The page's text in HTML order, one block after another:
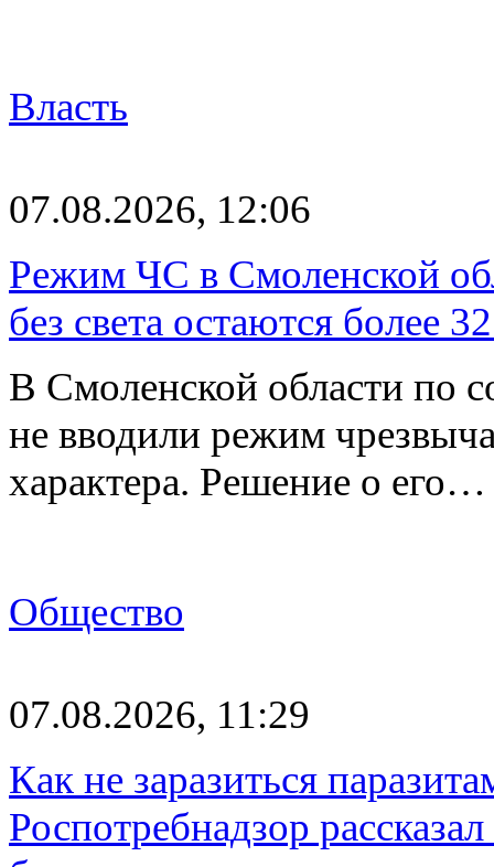
Власть
07.08.2026, 12:06
Режим ЧС в Смоленской
без света остаются более
В Смоленской области по
не вводили режим
характера. Решение о его…
Общество
07.08.2026, 11:29
Как не заразиться
Роспотребнадзор